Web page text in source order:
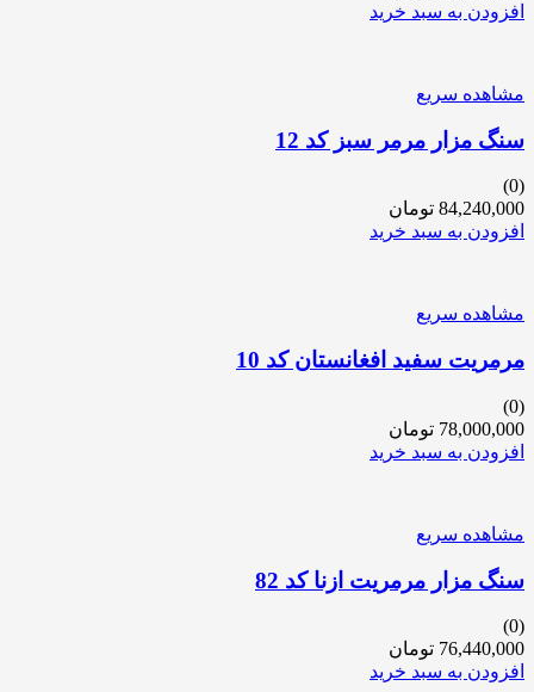
افزودن به سبد خرید
مشاهده سریع
سنگ مزار مرمر سبز کد 12
(0)
84,240,000 تومان
افزودن به سبد خرید
مشاهده سریع
مرمریت سفید افغانستان کد 10
(0)
78,000,000 تومان
افزودن به سبد خرید
مشاهده سریع
سنگ مزار مرمریت ازنا کد 82
(0)
76,440,000 تومان
افزودن به سبد خرید